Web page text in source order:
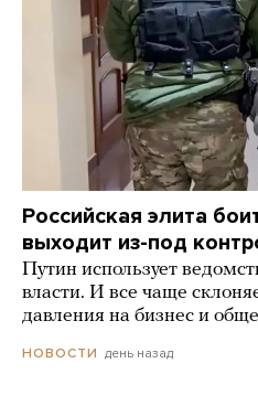
Российская элита
выходит из-под
Путин использует
власти. И все чаще
давления на бизнес и
НОВОСТИ день назад